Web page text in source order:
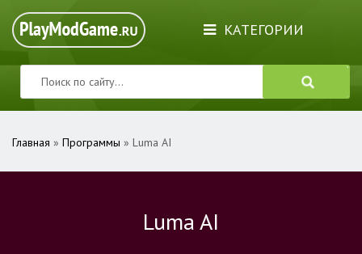
КАТЕГОРИИ
Главная » Программы » Luma AI
Luma AI